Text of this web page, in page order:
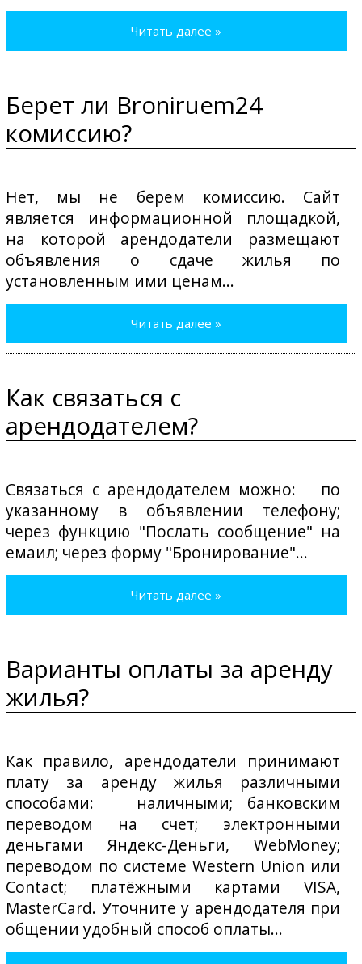
Читать далее »
Берет ли Broniruem24
комиссию?
Нет, мы не берем комиссию. Сайт
является информационной площадкой,
на которой арендодатели размещают
объявления о сдаче жилья по
установленным ими ценам...
Читать далее »
Как связаться с
арендодателем?
Связаться с арендодателем можно: по
указанному в объявлении телефону;
через функцию "Послать сообщение" на
емаил; через форму "Бронирование"...
Читать далее »
Варианты оплаты за аренду
жилья?
Как правило, арендодатели принимают
плату за аренду жилья различными
способами: наличными; банковским
переводом на счет; электронными
деньгами Яндекс-Деньги, WebMoney;
переводом по системе Western Union или
Contact; платёжными картами VISA,
MasterCard. Уточните у арендодателя при
общении удобный способ оплаты...